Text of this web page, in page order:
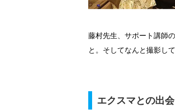
藤村先生、サポート講師
と。そしてなんと撮影し
エクスマとの出